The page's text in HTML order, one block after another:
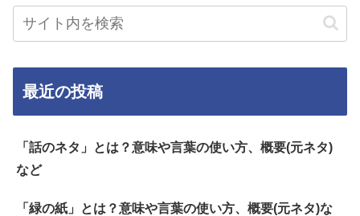
最近の投稿
「話のネタ」とは？意味や言葉の使い方、概要(元ネタ)
など
「緑の紙」とは？意味や言葉の使い方、概要(元ネタ)な